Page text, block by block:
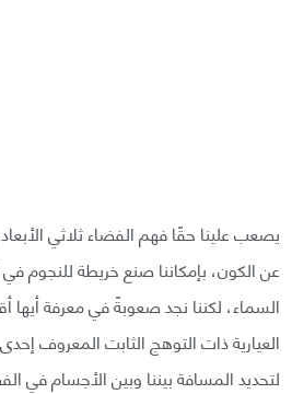
يصعب علينا حقًا فهم الفضاء ثلاثي
عن الكون، بإمكاننا صنع خريطة للنجوم
السماء، لكننا نجد صعوبةً في معرفة أيها
العيارية ذات التوهج الثابت المعروف
لتحديد المسافة بيننا وبين الأجسام في